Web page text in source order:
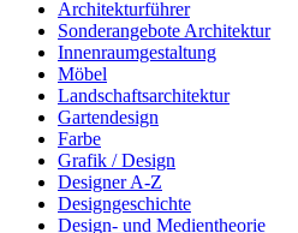
Architekturführer
Sonderangebote Architektur
Innenraumgestaltung
Möbel
Landschaftsarchitektur
Gartendesign
Farbe
Grafik / Design
Designer A-Z
Designgeschichte
Design- und Medientheorie